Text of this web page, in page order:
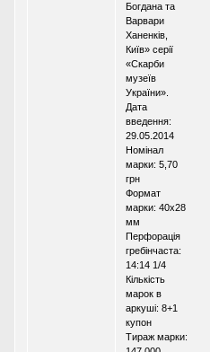
Богдана та
Варвари
Ханенків,
Київ» серії
«Скарби
музеїв
України».
Дата
введення:
29.05.2014
Номінал
марки: 5,70
грн
Формат
марки: 40х28
мм
Перфорація
гребінчаста:
14:14 1/4
Кількість
марок в
аркуші: 8+1
купон
Тираж марки: